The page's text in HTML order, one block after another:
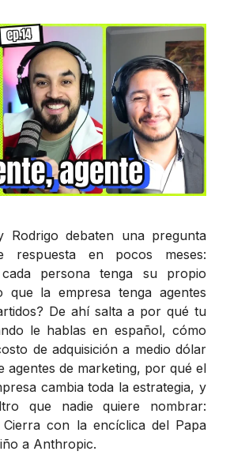
Rodrigo debaten una pregunta
respuesta en pocos meses:
persona tenga su propio
la empresa tenga agentes
De ahí salta a por qué tu
le hablas en español, cómo
de adquisición a medio dólar
agentes de marketing, por qué el
cambia toda la estrategia, y
que nadie quiere nombrar:
Cierra con la encíclica del Papa
a Anthropic.